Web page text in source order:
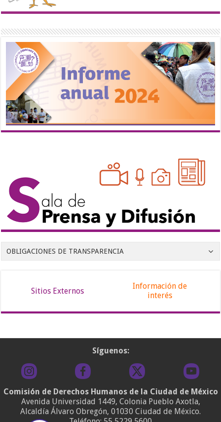
OBLIGACIONES DE TRANSPARENCIA
Sitios Externos
Información de
interés
Síguenos:
Comisión de Derechos Humanos de la Ciudad de México
Avenida Universidad 1449, Colonia Pueblo Axotla,
Alcaldía Álvaro Obregón, 01030 Ciudad de México.